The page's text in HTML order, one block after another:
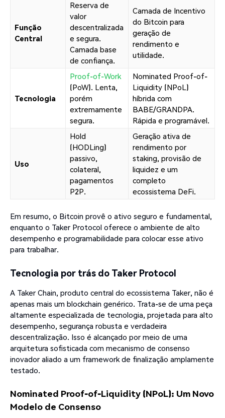
Função
Central
Reserva de
valor
descentralizada
e segura.
Camada base
de confiança.
Camada de Incentivo
do Bitcoin para
geração de
rendimento e
utilidade.
Tecnologia
Proof-of-Work
(PoW). Lenta,
porém
extremamente
segura.
Nominated Proof-of-
Liquidity (NPoL)
híbrida com
BABE/GRANDPA.
Rápida e programável.
Uso
Hold
(HODLing)
passivo,
colateral,
pagamentos
P2P.
Geração ativa de
rendimento por
staking, provisão de
liquidez e um
completo
ecossistema DeFi.
Em resumo, o Bitcoin provê o ativo seguro e fundamental,
enquanto o Taker Protocol oferece o ambiente de alto
desempenho e programabilidade para colocar esse ativo
para trabalhar.
Tecnologia por trás do Taker Protocol
A Taker Chain, produto central do ecossistema Taker, não é
apenas mais um blockchain genérico. Trata-se de uma peça
altamente especializada de tecnologia, projetada para alto
desempenho, segurança robusta e verdadeira
descentralização. Isso é alcançado por meio de uma
arquitetura sofisticada com mecanismo de consenso
inovador aliado a um framework de finalização amplamente
testado.
Nominated Proof-of-Liquidity (NPoL): Um Novo
Modelo de Consenso